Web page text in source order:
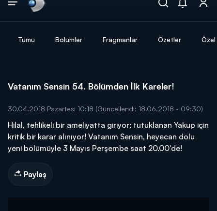
Tümü Bölümler Fragmanlar Özetler
Vatanım Sensin 54. Bölümden İlk Kareler!
30.04.2018 Pazartesi 10:18 (Güncellendi: 18.06.2018 - 09:30)
Hilal, tehlikeli bir ameliyatta giriyor; tutuklanan Yakup için
kritik bir karar alınıyor! Vatanım Sensin, heyecan dolu
yeni bölümüyle 3 Mayıs Perşembe saat 20.00'de!
Paylaş